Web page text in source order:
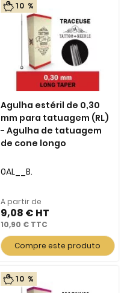
10 %
Agulha estéril de 0,30
mm para tatuagem (RL)
- Agulha de tatuagem
de cone longo
0AL__B.
A partir de
9,08 €
10,90 €
Compre este produto
10 %